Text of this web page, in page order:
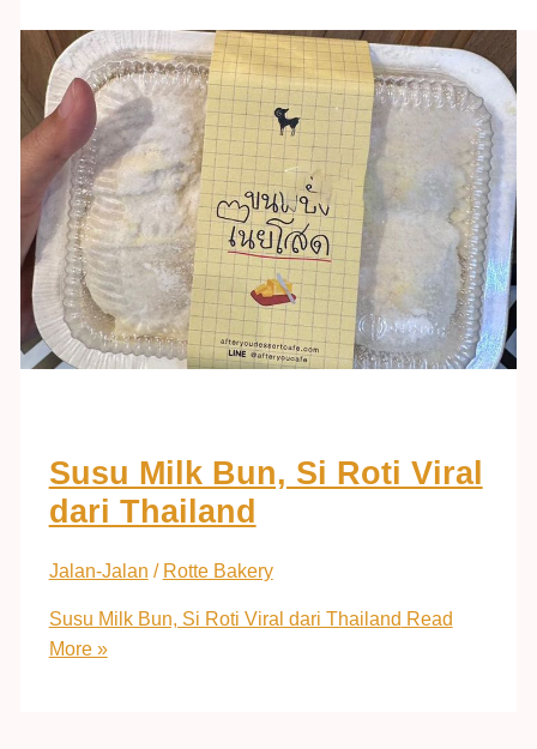
Susu Milk Bun, Si Roti Viral
dari Thailand
Jalan-Jalan / Rotte Bakery
Susu Milk Bun, Si Roti Viral dari Thailand Read
More »